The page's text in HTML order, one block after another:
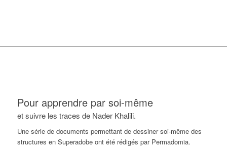
Pour apprendre par soi-même
et suivre les traces de Nader Khalili.
Une série de documents permettant de dessiner soi-même des
structures en Superadobe ont été rédigés par Permadomia.